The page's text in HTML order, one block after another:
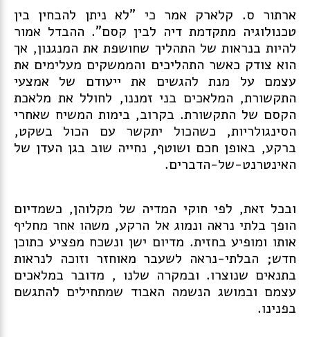
ארתור ס. קלארק אמר כי "לא ניתן להבחין בין
טכנולוגיה מתקדמת דיה לבין קסם". ההבדל אמור
להיות בנראות של התהליך שחושפת את המנגנון, אך
הוא צודק כאשר התהליכים והממשקים מעלימים את
עצמם על מנת להגשים את ייעודם של אמצעי
התקשורת, המלאכים בני זמננו, לחולל את מלאכת
הקסם של התקשורת. בקרוב, בימות המשיח שאחרי
הסינגולריות, כשהכול יתקשר עם הכול בשקט,
ברקע, באופן חכם ושוטף, נחייה שוב בגן העדן של
האינטרנט-של-הדברים.
ובכל זאת, לפי חוקי המדיה של מקלוהן, כשמדיום
הופך בלתי נראה ונמוג אל הרקע, משהו אחר מחליף
אותו ומופיע בחזית. מדיום ישן ונשכח מפציע כתוכן
חדש; הבלתי-נראה לשעבר מאוחזר וזוכה לנראות
בתנאים שנוצרו. ובמקרה שלנו , מדובר במלאכים
עצמם ובמושג הנשמה האבוד שמתחילים להתגשם
בפנינו.